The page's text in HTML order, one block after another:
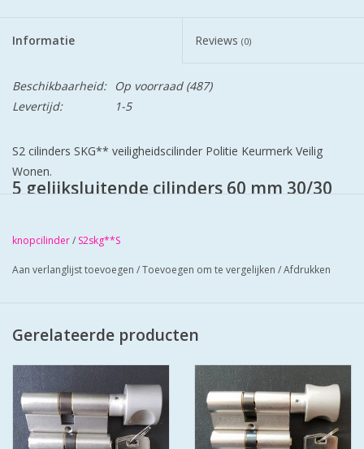
Informatie Reviews (0)
Beschikbaarheid: Op voorraad(487)
Levertijd:
1-5
S2 cilinders SKG** veiligheidscilinder Politie Keurmerk Veilig
Wonen.
5 gelijksluitende cilinders 60 mm 30/30
S2 staat voor safe en secure.
Cilinders zij mat vernikkeld en worden
geleverd met 6 genummerde zaagsleutels.
schilden SKG*** zo zorgt u voor super
sleutels en sloten na te bestellen'.
knopcilinder/ S2skg**S
Aan verlanglijst toevoegen /Toevoegen om te vergelijken /Afdrukken
Gerelateerde producten